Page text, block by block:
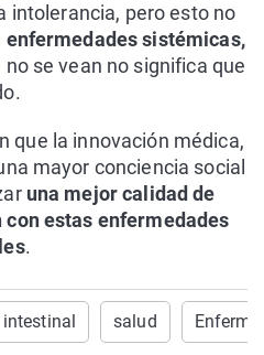
intolerancia, pero esto no
enfermedades sistémicas,
no se vean no significa que
que la innovación médica,
mayor conciencia social
una mejor calidad de
estas enfermedades
.
salud